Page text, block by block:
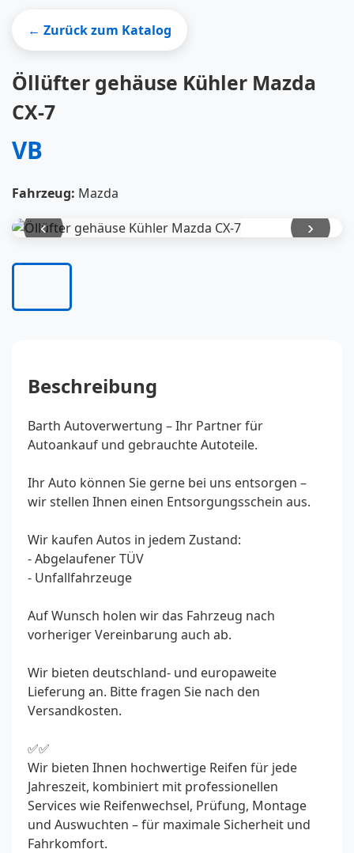
← Zurück zum Katalog
Öllüfter gehäuse Kühler Mazda
CX-7
VB
Fahrzeug: Mazda
‹ ›
Beschreibung
Barth Autoverwertung – Ihr Partner für
Autoankauf und gebrauchte Autoteile.
Ihr Auto können Sie gerne bei uns entsorgen –
wir stellen Ihnen einen Entsorgungsschein aus.
Wir kaufen Autos in jedem Zustand:
- Abgelaufener TÜV
- Unfallfahrzeuge
Auf Wunsch holen wir das Fahrzeug nach
vorheriger Vereinbarung auch ab.
Wir bieten deutschland- und europaweite
Lieferung an. Bitte fragen Sie nach den
Versandkosten.
✅✅
Wir bieten Ihnen hochwertige Reifen für jede
Jahreszeit, kombiniert mit professionellen
Services wie Reifenwechsel, Prüfung, Montage
und Auswuchten – für maximale Sicherheit und
Fahrkomfort.